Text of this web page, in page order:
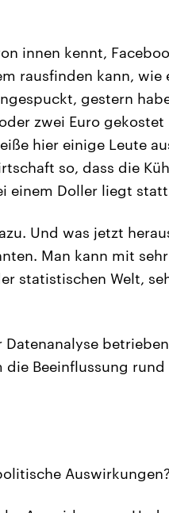
innen kennt,
rausfinden kann, wie
gestern
zwei Euro gekostet
hier einige Leute
so, dass die
einem Doller liegt
Und was jetzt
Man kann mit
statistischen Welt,
Beeinflussung